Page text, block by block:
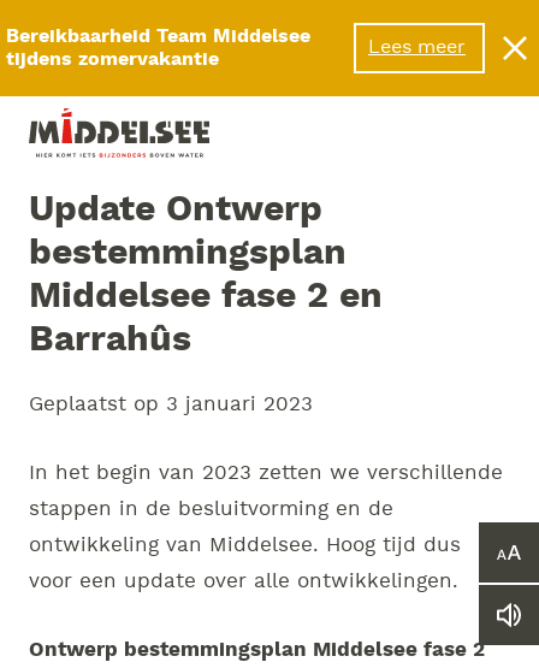
Bereikbaarheid Team Middelsee
tijdens zomervakantie
Lees meer
Menu
of
Update Ontwerp
bestemmingsplan
Middelsee fase 2 en
Barrahûs
Geplaatst op 3 januari 2023
In het begin van 2023 zetten we verschillende
stappen in de besluitvorming en de
ontwikkeling van Middelsee. Hoog tijd dus
voor een update over alle ontwikkelingen.
Ontwerp bestemmingsplan Middelsee fase 2